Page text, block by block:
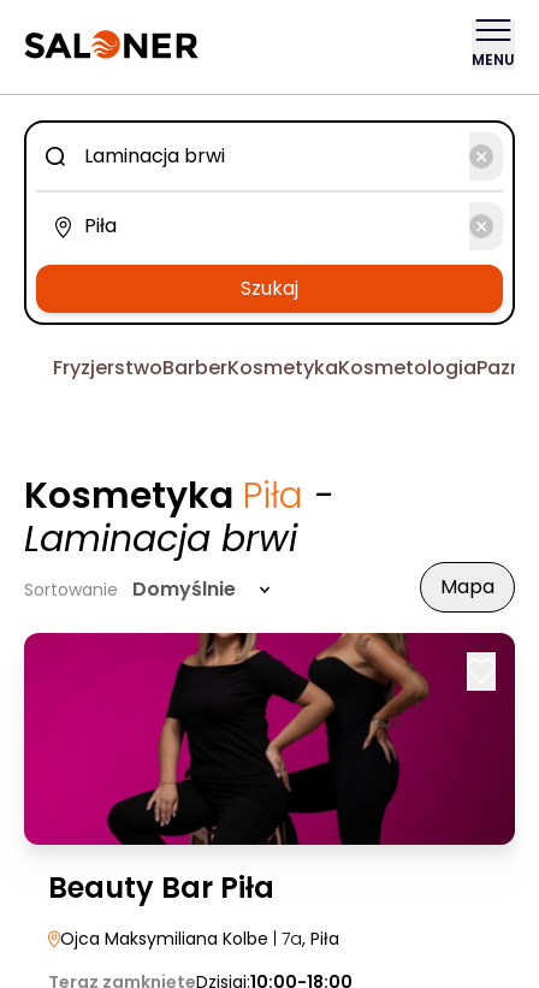
MENU
Szukaj
FryzjerstwoBarberKosmetykaKosmetologia
Kosmetyka Piła -
Laminacja brwi
Sortowanie Domyślnie Mapa
Beauty Bar Piła
Ojca Maksymiliana Kolbe | 7a, Piła
Teraz zamknięteDzisiaj:10:00-18:00